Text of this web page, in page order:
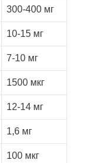
300-400 мг
10-15 мг
7-10 мг
1500 мкг
12-14 мг
1,6 мг
100 мкг